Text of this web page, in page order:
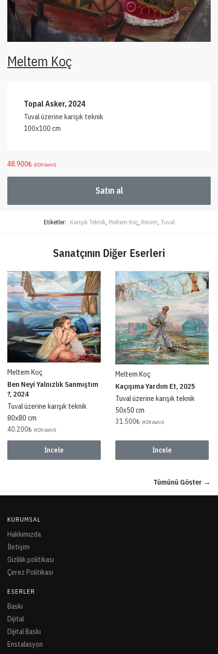
Meltem Koç
Topal Asker, 2024
Tuval üzerine karışık teknik
100x100 cm
48.900₺ (KDV dahil)
Satın al
Etiketler: Karışık Teknik, Meltem Koç, Resim, Tuval
Sanatçının Diğer Eserleri
Meltem Koç
Ben Neyi Yalnızlık Sanmıştım
?, 2024
Tuval üzerine karışık teknik
80x80 cm
40.200₺ (KDV dahil)
İncele
Meltem Koç
Kaçışıma Yardım Et, 2025
Tuval üzerine karışık teknik
50x50 cm
31.500₺ (KDV dahil)
İncele
Tümünü Göster →
KURUMSAL
Hakkımızda
İletişim
Gizlilik politikası
Çerez Politikası
ESERLER
Baskı
Dijital
Dijital Baskı
Enstalasyon